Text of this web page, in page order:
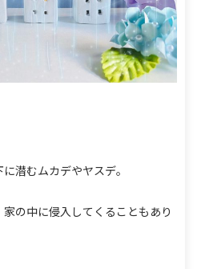
潜むムカデやヤスデ。
の中に侵入してくることもあり